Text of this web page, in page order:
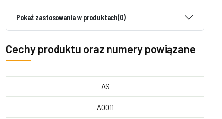
Pokaż zastosowania w produktach(0)
Cechy produktu oraz numery powiązane
AS
A0011